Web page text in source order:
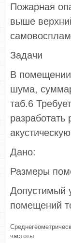
Пожарная
выше
Задачи
В помещении
шума,
таб.6
Дано:
Размеры
Допустимый
помещений
частоты